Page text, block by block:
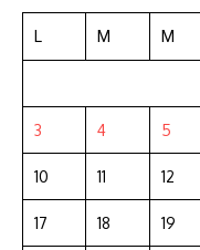
L M M
3 4 5
10 11 12
17 18 19